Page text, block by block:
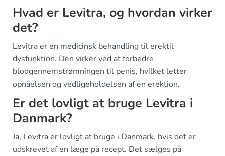
Hvad er Levitra, og hvordan virker
det?
Levitra er en medicinsk behandling til erektil
dysfunktion. Den virker ved at forbedre
blodgennemstrømningen til penis, hvilket letter
opnåelsen og vedligeholdelsen af en erektion.
Er det lovligt at bruge Levitra i
Danmark?
Ja, Levitra er lovligt at bruge i Danmark, hvis det er
udskrevet af en læge på recept. Det sælges på